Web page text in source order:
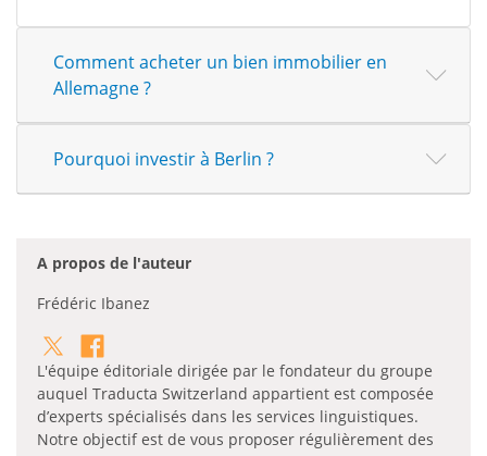
Comment acheter un bien immobilier en
Allemagne ?
Pourquoi investir à Berlin ?
A propos de l'auteur
Frédéric Ibanez
L'équipe éditoriale dirigée par le fondateur du groupe
auquel Traducta Switzerland appartient est composée
d’experts spécialisés dans les services linguistiques.
Notre objectif est de vous proposer régulièrement des